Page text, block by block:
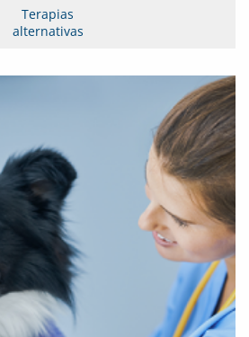
Terapias
alternativas